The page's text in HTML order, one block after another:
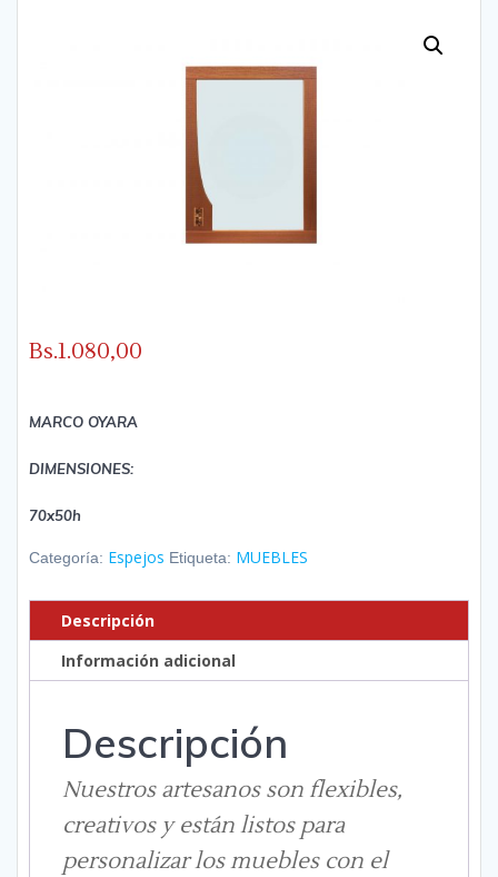
Bs.1.080,00
MARCO OYARA
DIMENSIONES:
70x50h
Categoría: Espejos Etiqueta: MUEBLES
Descripción
Información adicional
Descripción
Nuestros artesanos son flexibles,
creativos y están listos para
personalizar los muebles con el